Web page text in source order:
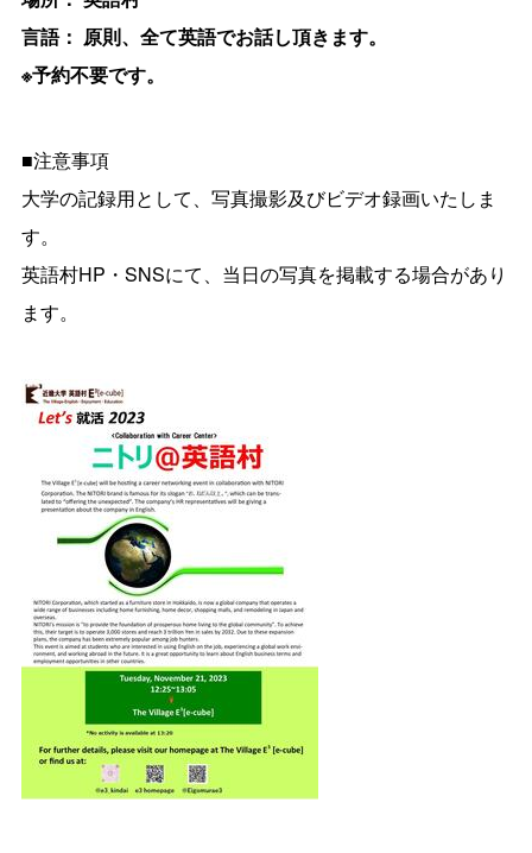
言語： 原則、全て英語でお話し頂きます。
※予約不要です。
■注意事項
大学の記録用として、写真撮影及びビデオ録画いたしま
す。
英語村HP・SNSにて、当日の写真を掲載する場合があり
ます。